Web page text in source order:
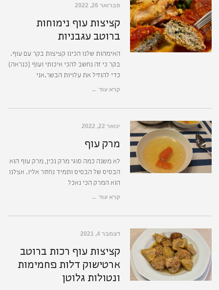
פברואר 26, 2022
קציצות עוף נימוחות
ברוטב עגבניות
האימהות שלנו הכינו קציצות בקר עם עוף.
בקר כי זה נחשב להכי איכותי ועוף (כנראה)
כדי להוזיל את עלויות הבשר.אני
קרא עוד ←
ינואר 22, 2022
מרק עוף
לא משנה כמה סוגי מרק נכין, מרק עוף הוא
הבסיס של הבסיס ותמיד נחזור אליו. אצלנו
הוא המרק הכי נאכל
קרא עוד ←
דצמבר 4, 2021
קציצות עוף רכות ברוטב
ארטישוק דלות פחמימות
ונטולות גלוטן